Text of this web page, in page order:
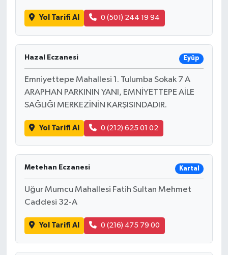
Yol Tarifi Al 0 (501) 244 19 94
Hazal Eczanesi Eyüp
Emniyettepe Mahallesi 1. Tulumba Sokak 7 A
ARAPHAN PARKININ YANI, EMNİYETTEPE AİLE
SAĞLIĞI MERKEZİNİN KARŞISINDADIR.
Yol Tarifi Al 0 (212) 625 01 02
Metehan Eczanesi Kartal
Uğur Mumcu Mahallesi Fatih Sultan Mehmet
Caddesi 32-A
Yol Tarifi Al 0 (216) 475 79 00